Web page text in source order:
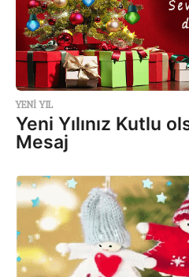
YENI YIL
Yeni Yılınız Kutlu
Mesaj